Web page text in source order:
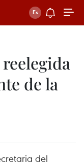
de la
del